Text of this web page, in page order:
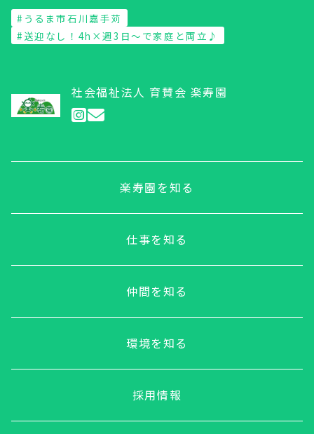
#うるま市石川嘉手苅
#送迎なし！4h×週3日〜で家庭と両立♪
社会福祉法人 育賛会 楽寿園
楽寿園を知る
仕事を知る
仲間を知る
環境を知る
採用情報